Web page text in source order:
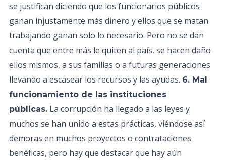
se justifican diciendo que los funcionarios públicos
ganan injustamente más dinero y ellos que se matan
trabajando ganan solo lo necesario. Pero no se dan
cuenta que entre más le quiten al país, se hacen daño
ellos mismos, a sus familias o a futuras generaciones
llevando a escasear los recursos y las ayudas. 6. Mal
funcionamiento de las instituciones
públicas. La corrupción ha llegado a las leyes y
muchos se han unido a estas prácticas, viéndose así
demoras en muchos proyectos o contrataciones
benéficas, pero hay que destacar que hay aún